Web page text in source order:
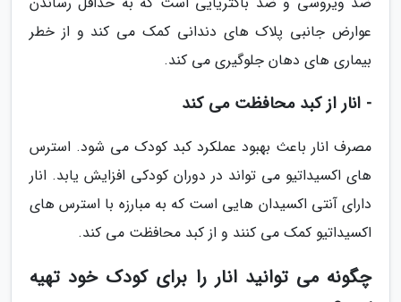
عوارض جانبی پلاک های دندانی کمک می کند و از خطر
بیماری های دهان جلوگیری می کند.
- انار از کبد محافظت می کند
مصرف انار باعث بهبود عملکرد کبد کودک می شود. استرس
های اکسیداتیو می تواند در دوران کودکی افزایش یابد. انار
دارای آنتی اکسیدان هایی است که به مبارزه با استرس های
اکسیداتیو کمک می کنند و از کبد محافظت می کند.
چگونه می توانید انار را برای کودک خود تهیه